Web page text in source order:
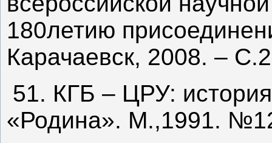
180летию
Карачаевск, 2008. –
51. КГБ – ЦРУ:
«Родина». М.,1991.